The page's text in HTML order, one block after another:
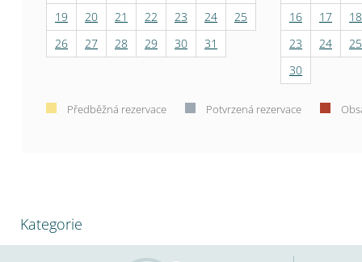
19
20 21 22 23 24
25
26
27 28 29 30 31
16
17
18
23
24
25
30
Předběžná rezervace Potvrzená rezervace
Kategorie